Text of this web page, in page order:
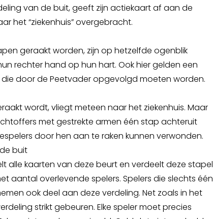
van de buit, geeft zijn actiekaart af aan de
het “ziekenhuis” overgebracht.
geraakt worden, zijn op hetzelfde ogenblik
rechter hand op hun hart. Ook hier gelden een
door de Peetvader opgevolgd moeten worden.
wordt, vliegt meteen naar het ziekenhuis. Maar
met gestrekte armen één stap achteruit
door hen aan te raken kunnen verwonden.
buit
alle kaarten van deze beurt en verdeelt deze stapel
aantal overlevende spelers. Spelers die slechts één
ook deel aan deze verdeling. Net zoals in het
strikt gebeuren. Elke speler moet precies